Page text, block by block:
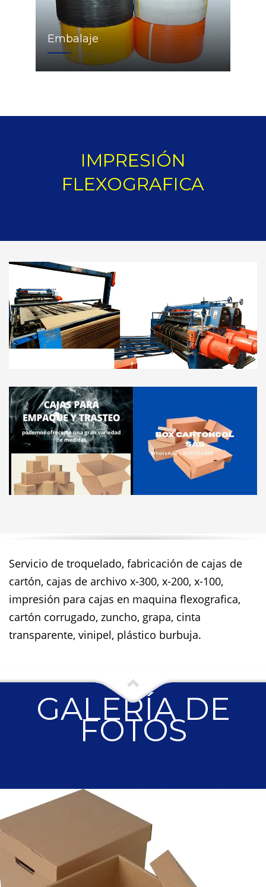
Embalaje
IMPRESIÓN
FLEXOGRAFICA
Servicio de troquelado, fabricación de cajas de
cartón, cajas de archivo x-300, x-200, x-100,
impresión para cajas en maquina flexografica,
cartón corrugado, zuncho, grapa, cinta
transparente, vinipel, plástico burbuja.
GALERÍA DE
FOTOS